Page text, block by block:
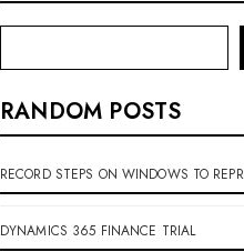
RANDOM POSTS
RECORD STEPS ON WINDOWS TO
DYNAMICS 365 FINANCE TRIAL